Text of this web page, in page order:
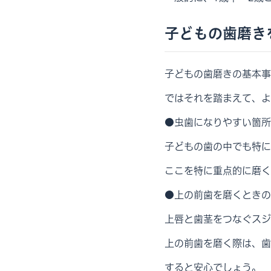
子どもの歯磨
子どもの歯磨きの基本
ではそれを踏まえて、
●虫歯になりやすい箇
子どもの歯の中でも特
ここを特に重点的に磨
●上の前歯を磨くとき
上唇と歯茎をつなぐス
上の前歯を磨く際は、
すると安心でしょう。